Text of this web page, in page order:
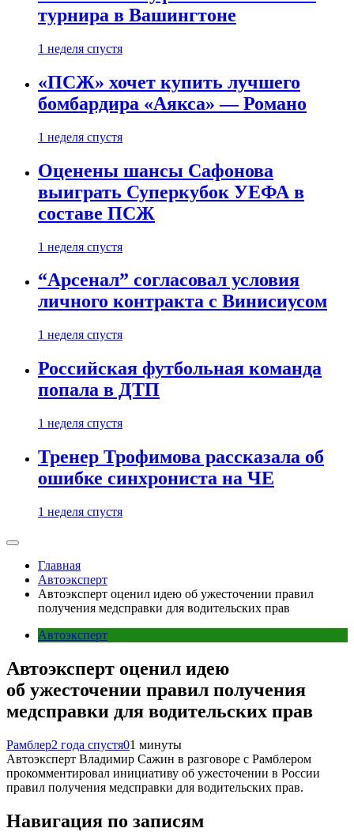
турнира в Вашингтоне
1 неделя спустя
«ПСЖ» хочет купить лучшего
бомбардира «Аякса» — Романо
1 неделя спустя
Оценены шансы Сафонова
выиграть Суперкубок УЕФА в
составе ПСЖ
1 неделя спустя
“Арсенал” согласовал условия
личного контракта с Винисиусом
1 неделя спустя
Российская футбольная команда
попала в ДТП
1 неделя спустя
Тренер Трофимова рассказала об
ошибке синхрониста на ЧЕ
1 неделя спустя
Главная
Автоэксперт
Автоэксперт оценил идею об ужесточении правил
получения медсправки для водительских прав
Автоэксперт
Автоэксперт оценил идею
об ужесточении правил получения
медсправки для водительских прав
Рамблер2 года спустя01 минуты
Автоэксперт Владимир Сажин в разговоре с Рамблером
прокомментировал инициативу об ужесточении в России
правил получения медсправки для водительских прав.
Навигация по записям